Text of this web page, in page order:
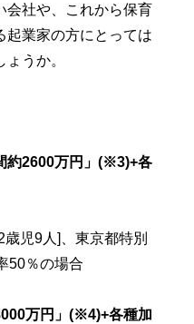
会社や、これから保育
起業家の方にとっては
うか。
約2600万円」(※3)+各
児9人]、東京都特別
50％の場合
万円」(※4)+各種加